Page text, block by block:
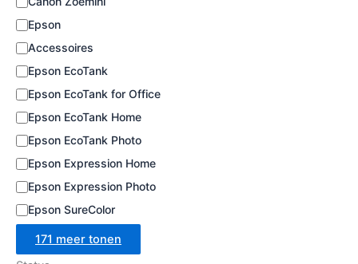
e
Epson
Accessoires
Epson EcoTank
Epson EcoTank for Office
Epson EcoTank Home
Epson EcoTank Photo
Epson Expression Home
Epson Expression Photo
Epson SureColor
171 meer tonen